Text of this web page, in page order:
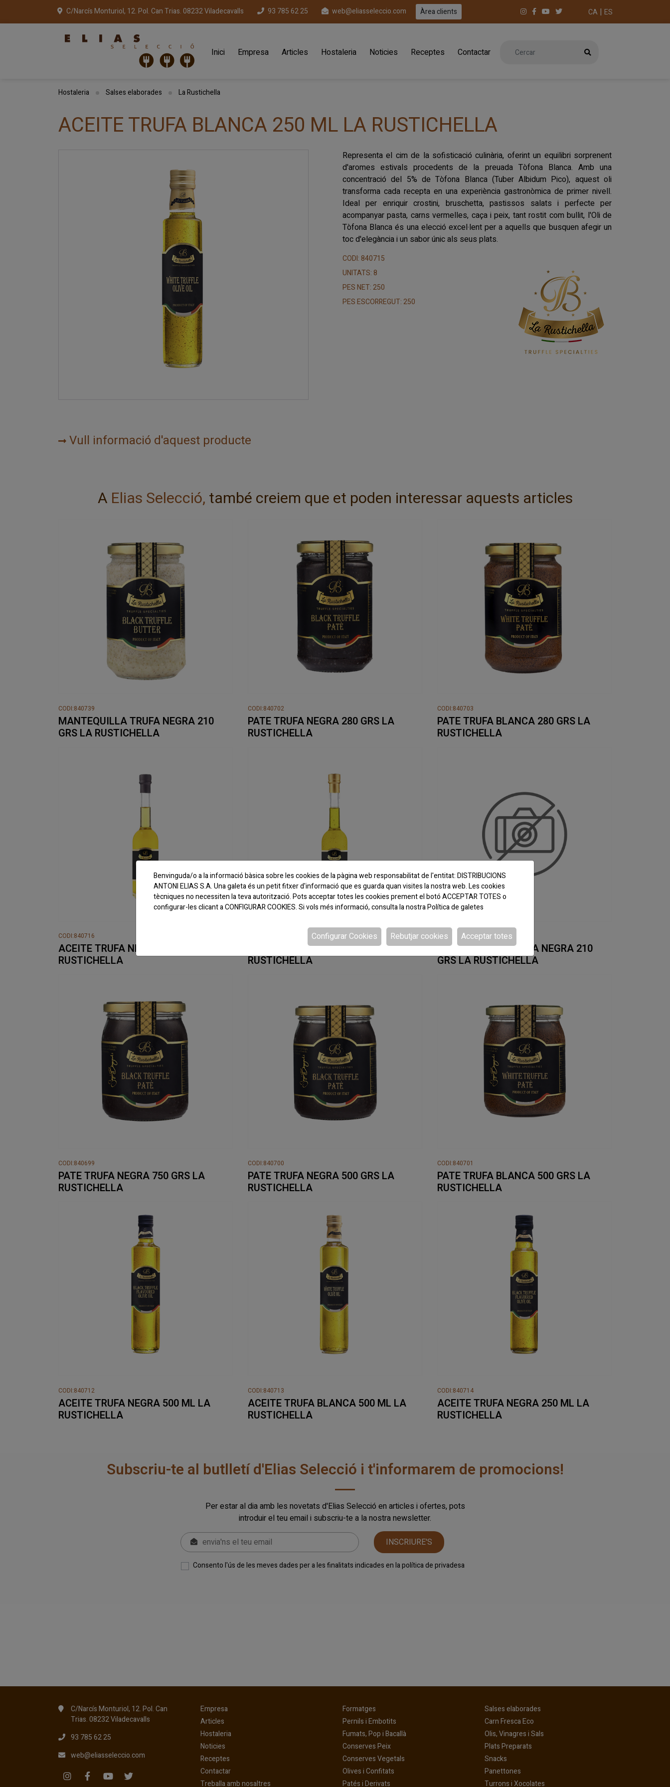
C/Narcís Monturiol, 12. Pol. Can Trias. 08232 Viladecavalls 93 785 62 25 web@eliasseleccio.com Àrea clients CA | ES
Inici Empresa Articles Hostaleria(current)
Noticies Receptes Contactar
Hostaleria Salses elaborades La Rustichella
ACEITE TRUFA BLANCA 250 ML LA RUSTICHELLA
Representa el cim de la sofisticació culinària, oferint un equilibri sorprenent
d'aromes estivals procedents de la preuada Tòfona Blanca. Amb una
concentració del 5% de Tòfona Blanca (Tuber Albidum Pico), aquest oli
transforma cada recepta en una experiència gastronòmica de primer nivell.
Ideal per enriquir crostini, bruschetta, pastissos salats i perfecte per
acompanyar pasta, carns vermelles, caça i peix, tant rostit com bullit, l'Oli de
Tòfona Blanca és una elecció excel·lent per a aquells que busquen afegir un
toc d'elegància i un sabor únic als seus plats.
CODI: 840715
UNITATS: 8
PES NET: 250
PES ESCORREGUT: 250
Vull informació d'aquest producte
A Elias Selecció, també creiem que et poden interessar aquests articles
CODI:840739
MANTEQUILLA TRUFA NEGRA 210
GRS LA RUSTICHELLA
CODI:840702
PATE TRUFA NEGRA 280 GRS LA
RUSTICHELLA
CODI:840703
PATE TRUFA BLANCA 280 GRS LA
RUSTICHELLA
CODI:840716
ACEITE TRUFA NEGRA 100 ML LA
RUSTICHELLA
ACEITE TRUFA BLANCA 100 ML LA
RUSTICHELLA
CODI:840740
MANTEQUILLA TRUFA NEGRA 210
GRS LA RUSTICHELLA
CODI:840699
PATE TRUFA NEGRA 750 GRS LA
RUSTICHELLA
CODI:840700
PATE TRUFA NEGRA 500 GRS LA
RUSTICHELLA
CODI:840701
PATE TRUFA BLANCA 500 GRS LA
RUSTICHELLA
CODI:840712
ACEITE TRUFA NEGRA 500 ML LA
RUSTICHELLA
CODI:840713
ACEITE TRUFA BLANCA 500 ML LA
RUSTICHELLA
CODI:840714
ACEITE TRUFA NEGRA 250 ML LA
RUSTICHELLA
Subscriu-te al butlletí d'Elias Selecció i t'informarem de promocions!
Per estar al dia amb les novetats d'Elias Selecció en articles i ofertes, pots
introduir el teu email i subscriu-te a la nostra newsletter.
INSCRIURE'S
Consento l'ús de les meves dades per a les finalitats indicades en lapolítica de privadesa
C/Narcís Monturiol, 12. Pol. Can
Trias. 08232 Viladecavalls
93 785 62 25
web@eliasseleccio.com
Empresa(current)
Articles
Hostaleria(current)
Noticies
Receptes
Contactar(current)
Treballa amb nosaltres
Formatges
Pernils i Embotits
Fumats, Pop i Bacallà(current)
Conserves Peix(current)
Conserves Vegetals
Olives i Confitats
Patés i Derivats
Salses elaborades
Carn Fresca Eco
Olis, Vinagres i Sals
Plats Preparats
Snacks
Panettones
Turrons i Xocolates
Benvinguda/o a la informació bàsica sobre les cookies de la pàgina web responsabilitat de l'entitat: DISTRIBUCIONS
ANTONI ELIAS S.A. Una galeta és un petit fitxer d'informació que es guarda quan visites la nostra web. Les cookies
tècniques no necessiten la teva autorització. Pots acceptar totes les cookies prement el botó ACCEPTAR TOTES o
configurar-les clicant a CONFIGURAR COOKIES. Si vols més informació, consulta la nostraPolítica de galetes
Acceptar totes
Rebutjar cookies
Configurar Cookies